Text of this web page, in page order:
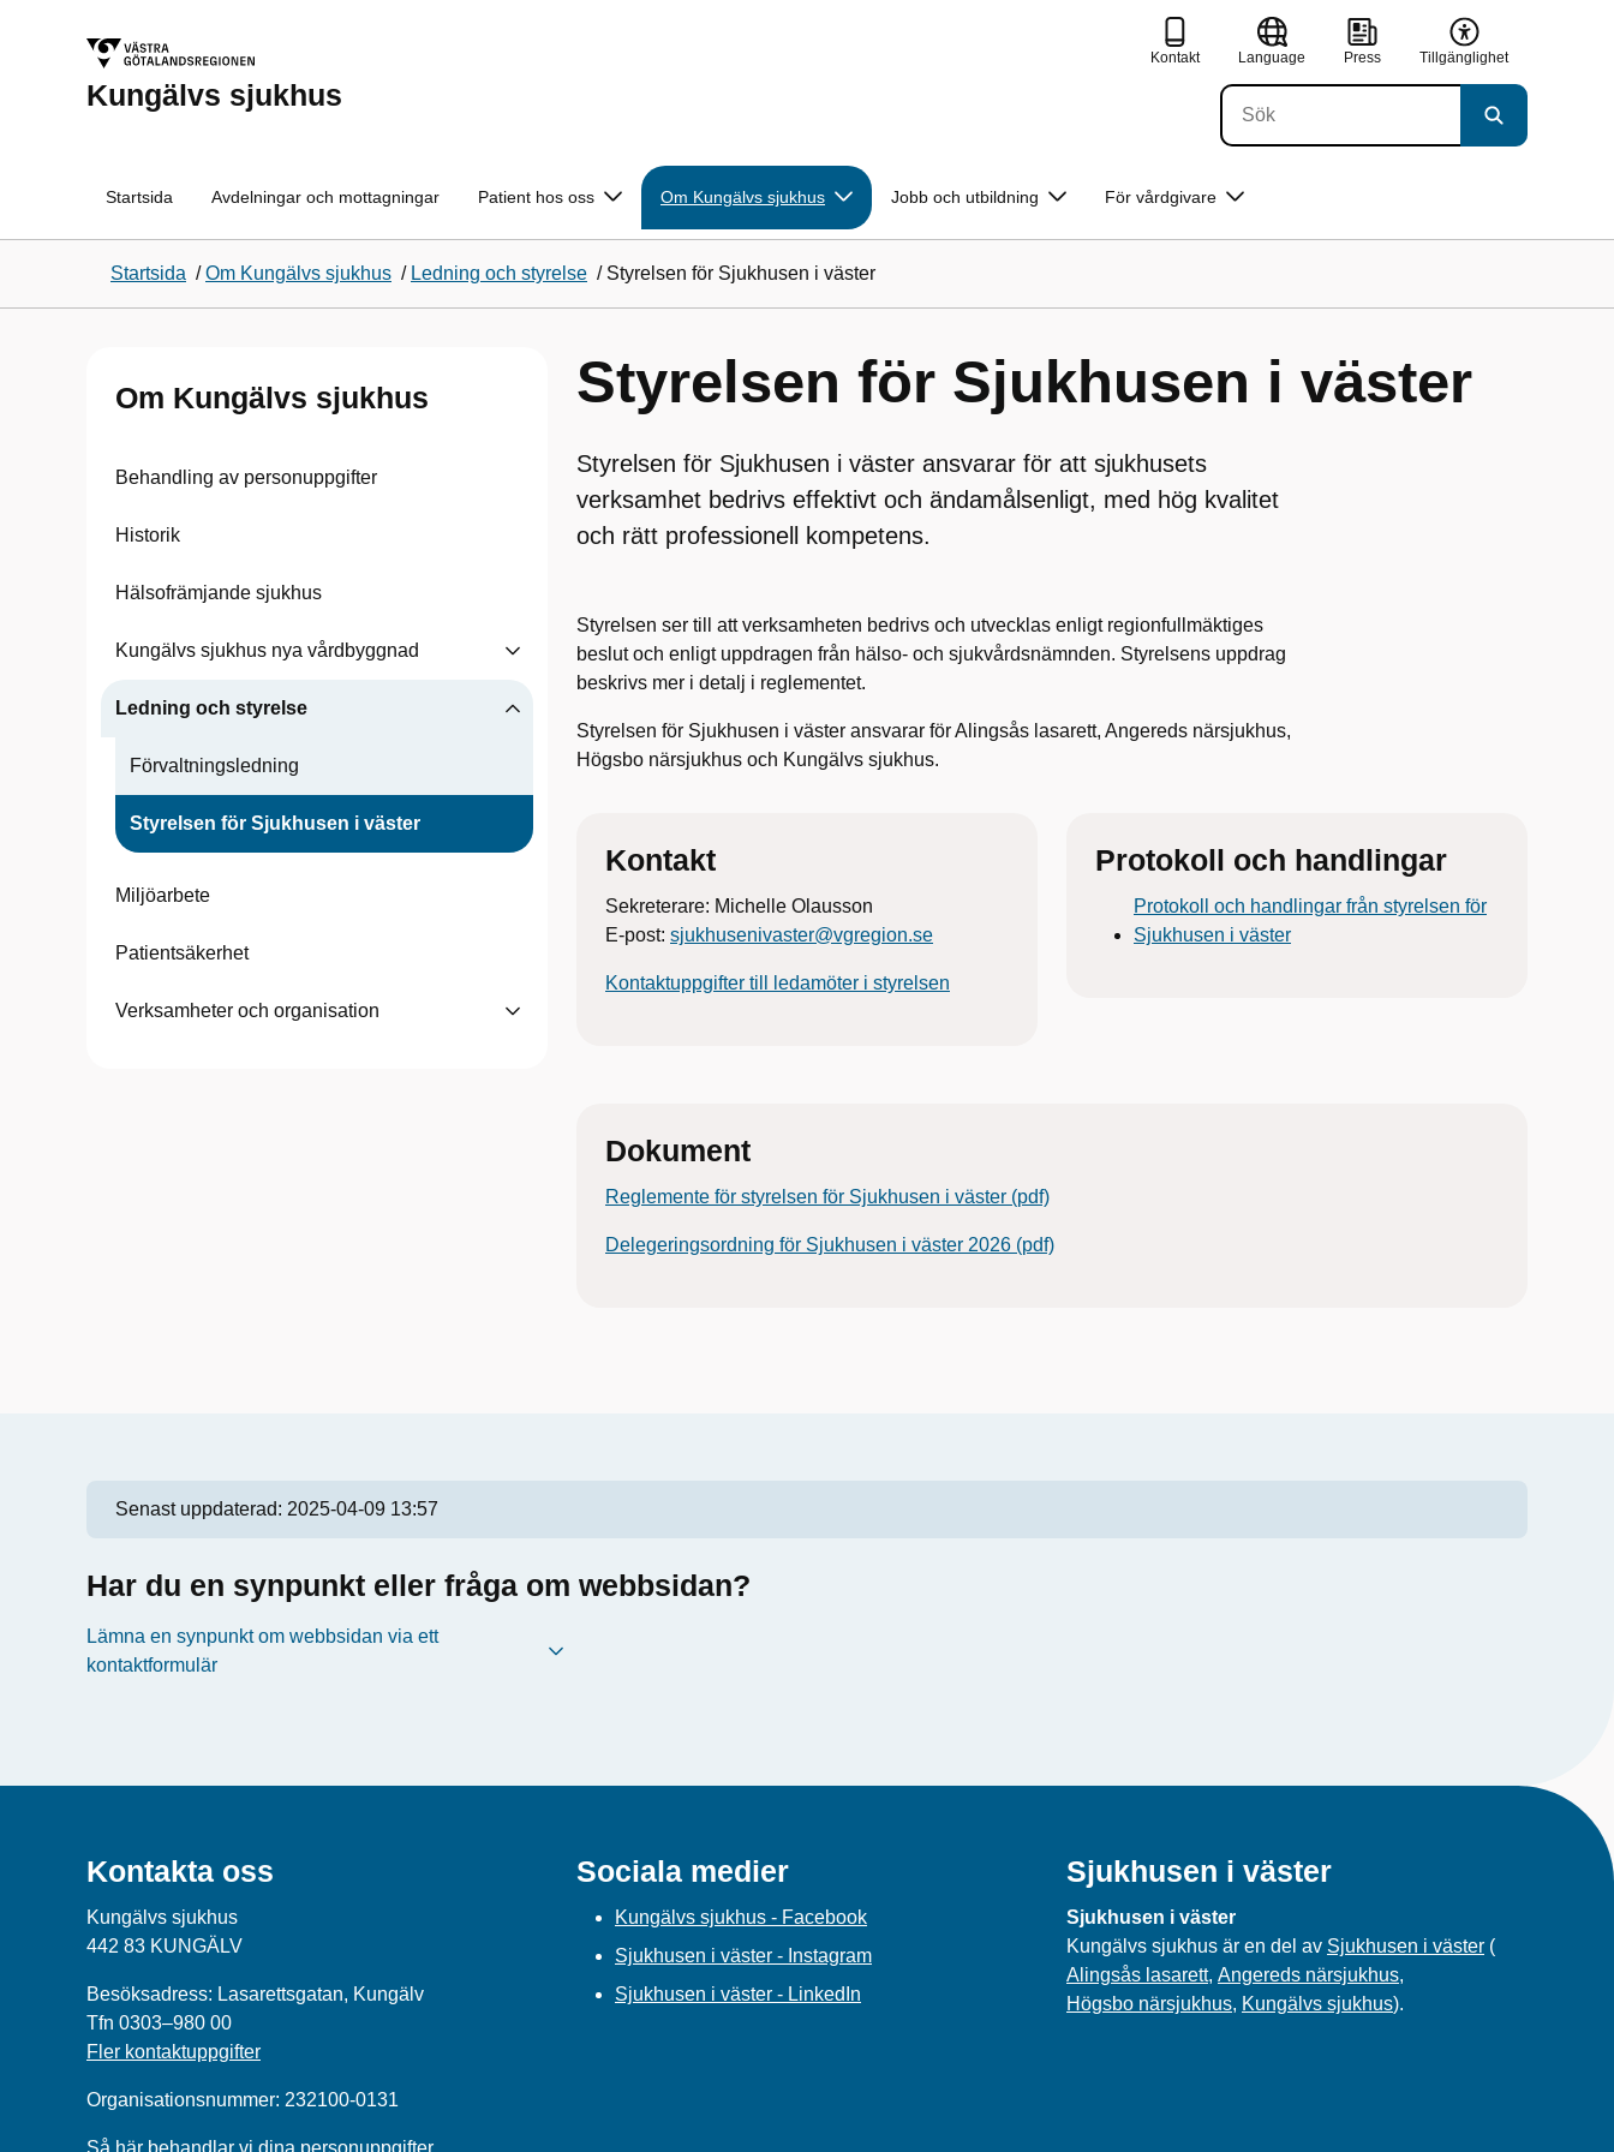
Kungälvs sjukhus
Kontakt Language Press Tillgänglighet
Startsida Avdelningar och mottagningar Patient hos oss Om Kungälvs sjukhus Jobb och utbildning För vårdgivare
Startsida /Om Kungälvs sjukhus / Ledning och styrelse / Styrelsen för Sjukhusen i väster
Om Kungälvs sjukhus
Behandling av personuppgifter
Historik
Hälsofrämjande sjukhus
Kungälvs sjukhus nya vårdbyggnad
Ledning och styrelse
Förvaltningsledning
Styrelsen för Sjukhusen i väster
Miljöarbete
Patientsäkerhet
Verksamheter och organisation
Styrelsen för Sjukhusen i väster
Styrelsen för Sjukhusen i väster ansvarar för att sjukhusets
verksamhet bedrivs effektivt och ändamålsenligt, med hög kvalitet
och rätt professionell kompetens.
Styrelsen ser till att verksamheten bedrivs och utvecklas enligt regionfullmäktiges
beslut och enligt uppdragen från hälso- och sjukvårdsnämnden. Styrelsens uppdrag
beskrivs mer i detalj i reglementet.
Styrelsen för Sjukhusen i väster ansvarar för Alingsås lasarett, Angereds närsjukhus,
Högsbo närsjukhus och Kungälvs sjukhus.
Kontakt
Sekreterare: Michelle Olausson
E-post: sjukhusenivaster@vgregion.se
Kontaktuppgifter till ledamöter i styrelsen
Protokoll och handlingar
Protokoll och handlingar från styrelsen för
Sjukhusen i väster
Dokument
Reglemente för styrelsen för Sjukhusen i väster (pdf)
Delegeringsordning för Sjukhusen i väster 2026 (pdf)
Senast uppdaterad: 2025-04-09 13:57
Har du en synpunkt eller fråga om webbsidan?
Lämna en synpunkt om webbsidan via ett
kontaktformulär
Kontakta oss
Kungälvs sjukhus
442 83 KUNGÄLV
Besöksadress: Lasarettsgatan, Kungälv
Tfn 0303–980 00
Fler kontaktuppgifter
Organisationsnummer: 232100-0131
Så här behandlar vi dina personuppgifter
Sociala medier
Kungälvs sjukhus - Facebook
Sjukhusen i väster - Instagram
Sjukhusen i väster - LinkedIn
Sjukhusen i väster
Sjukhusen i väster
Kungälvs sjukhus är en del av Sjukhusen i väster (
Alingsås lasarett, Angereds närsjukhus,
Högsbo närsjukhus, Kungälvs sjukhus).